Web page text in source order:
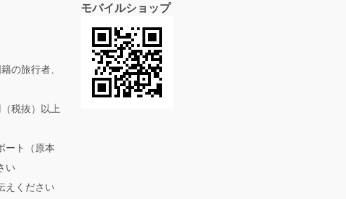
の旅行者、
税抜）以上
ート（原本
い
えください
モバイルショップ